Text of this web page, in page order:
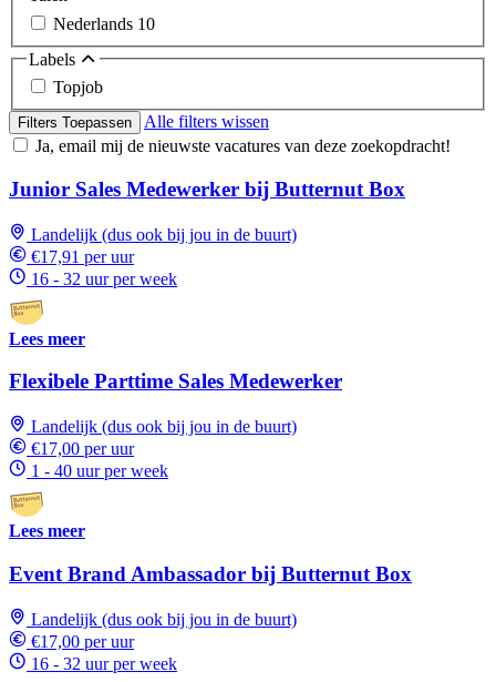
Nederlands 10
Labels
Topjob
Filters Toepassen
Alle filters wissen
Ja, email mij de nieuwste vacatures van deze zoekopdracht!
Junior Sales Medewerker bij Butternut Box
Landelijk (dus ook bij jou in de buurt)
€17,91 per uur
16 - 32 uur per week
Lees meer
Flexibele Parttime Sales Medewerker
Landelijk (dus ook bij jou in de buurt)
€17,00 per uur
1 - 40 uur per week
Lees meer
Event Brand Ambassador bij Butternut Box
Landelijk (dus ook bij jou in de buurt)
€17,00 per uur
16 - 32 uur per week